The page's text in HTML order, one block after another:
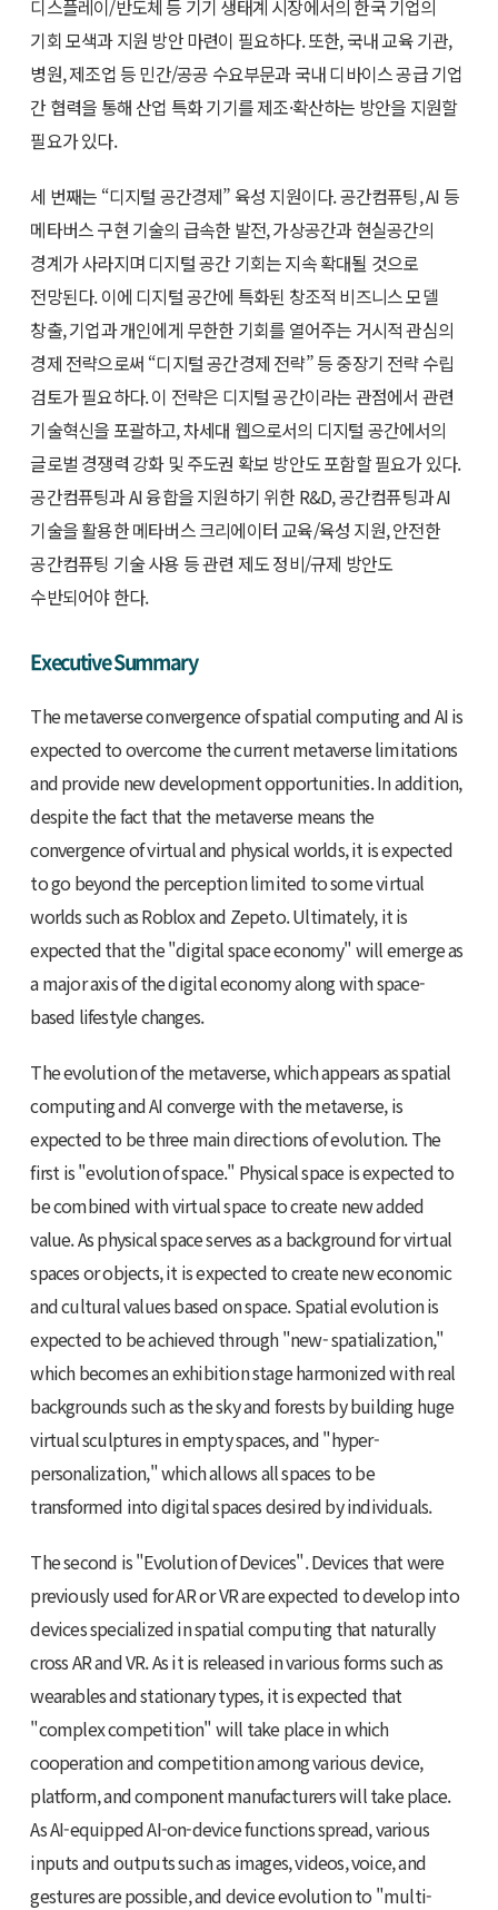
디스플레이/반도체 등 기기 생태계 시장에서의 한국 기업의
기회 모색과 지원 방안 마련이 필요하다. 또한, 국내 교육 기관,
병원, 제조업 등 민간/공공 수요부문과 국내 디바이스 공급 기업
간 협력을 통해 산업 특화 기기를 제조·확산하는 방안을 지원할
필요가 있다.
세 번째는 “디지털 공간경제” 육성 지원이다. 공간컴퓨팅, AI 등
메타버스 구현 기술의 급속한 발전, 가상공간과 현실공간의
경계가 사라지며 디지털 공간 기회는 지속 확대될 것으로
전망된다. 이에 디지털 공간에 특화된 창조적 비즈니스 모델
창출, 기업과 개인에게 무한한 기회를 열어주는 거시적 관심의
경제 전략으로써 “디지털 공간경제 전략” 등 중장기 전략 수립
검토가 필요하다. 이 전략은 디지털 공간이라는 관점에서 관련
기술혁신을 포괄하고, 차세대 웹으로서의 디지털 공간에서의
글로벌 경쟁력 강화 및 주도권 확보 방안도 포함할 필요가 있다.
공간컴퓨팅과 AI 융합을 지원하기 위한 R&D, 공간컴퓨팅과 AI
기술을 활용한 메타버스 크리에이터 교육/육성 지원, 안전한
공간컴퓨팅 기술 사용 등 관련 제도 정비/규제 방안도
수반되어야 한다.
Executive Summary
The metaverse convergence of spatial computing and AI is
expected to overcome the current metaverse limitations
and provide new development opportunities. In addition,
despite the fact that the metaverse means the
convergence of virtual and physical worlds, it is expected
to go beyond the perception limited to some virtual
worlds such as Roblox and Zepeto. Ultimately, it is
expected that the "digital space economy" will emerge as
a major axis of the digital economy along with space-
based lifestyle changes.
The evolution of the metaverse, which appears as spatial
computing and AI converge with the metaverse, is
expected to be three main directions of evolution. The
first is "evolution of space." Physical space is expected to
be combined with virtual space to create new added
value. As physical space serves as a background for virtual
spaces or objects, it is expected to create new economic
and cultural values based on space. Spatial evolution is
expected to be achieved through "new- spatialization,"
which becomes an exhibition stage harmonized with real
backgrounds such as the sky and forests by building huge
virtual sculptures in empty spaces, and "hyper-
personalization," which allows all spaces to be
transformed into digital spaces desired by individuals.
The second is "Evolution of Devices". Devices that were
previously used for AR or VR are expected to develop into
devices specialized in spatial computing that naturally
cross AR and VR. As it is released in various forms such as
wearables and stationary types, it is expected that
"complex competition" will take place in which
cooperation and competition among various device,
platform, and component manufacturers will take place.
As AI-equipped AI-on-device functions spread, various
inputs and outputs such as images, videos, voice, and
gestures are possible, and device evolution to "multi-